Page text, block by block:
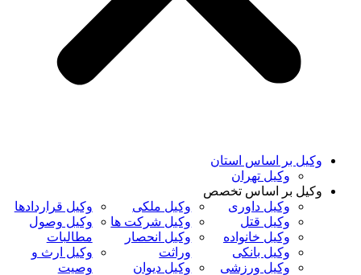
وکیل بر اساس استان
وکیل تهران
وکیل بر اساس تخصص
وکیل داوری
وکیل قتل
وکیل خانواده
وکیل بانکی
وکیل ورزشی
وکیل ملکی
وکیل شرکت ها
وکیل انحصار
وراثت
وکیل دیوان
وکیل قراردادها
وکیل وصول
مطالبات
وکیل ارث و
وصیت